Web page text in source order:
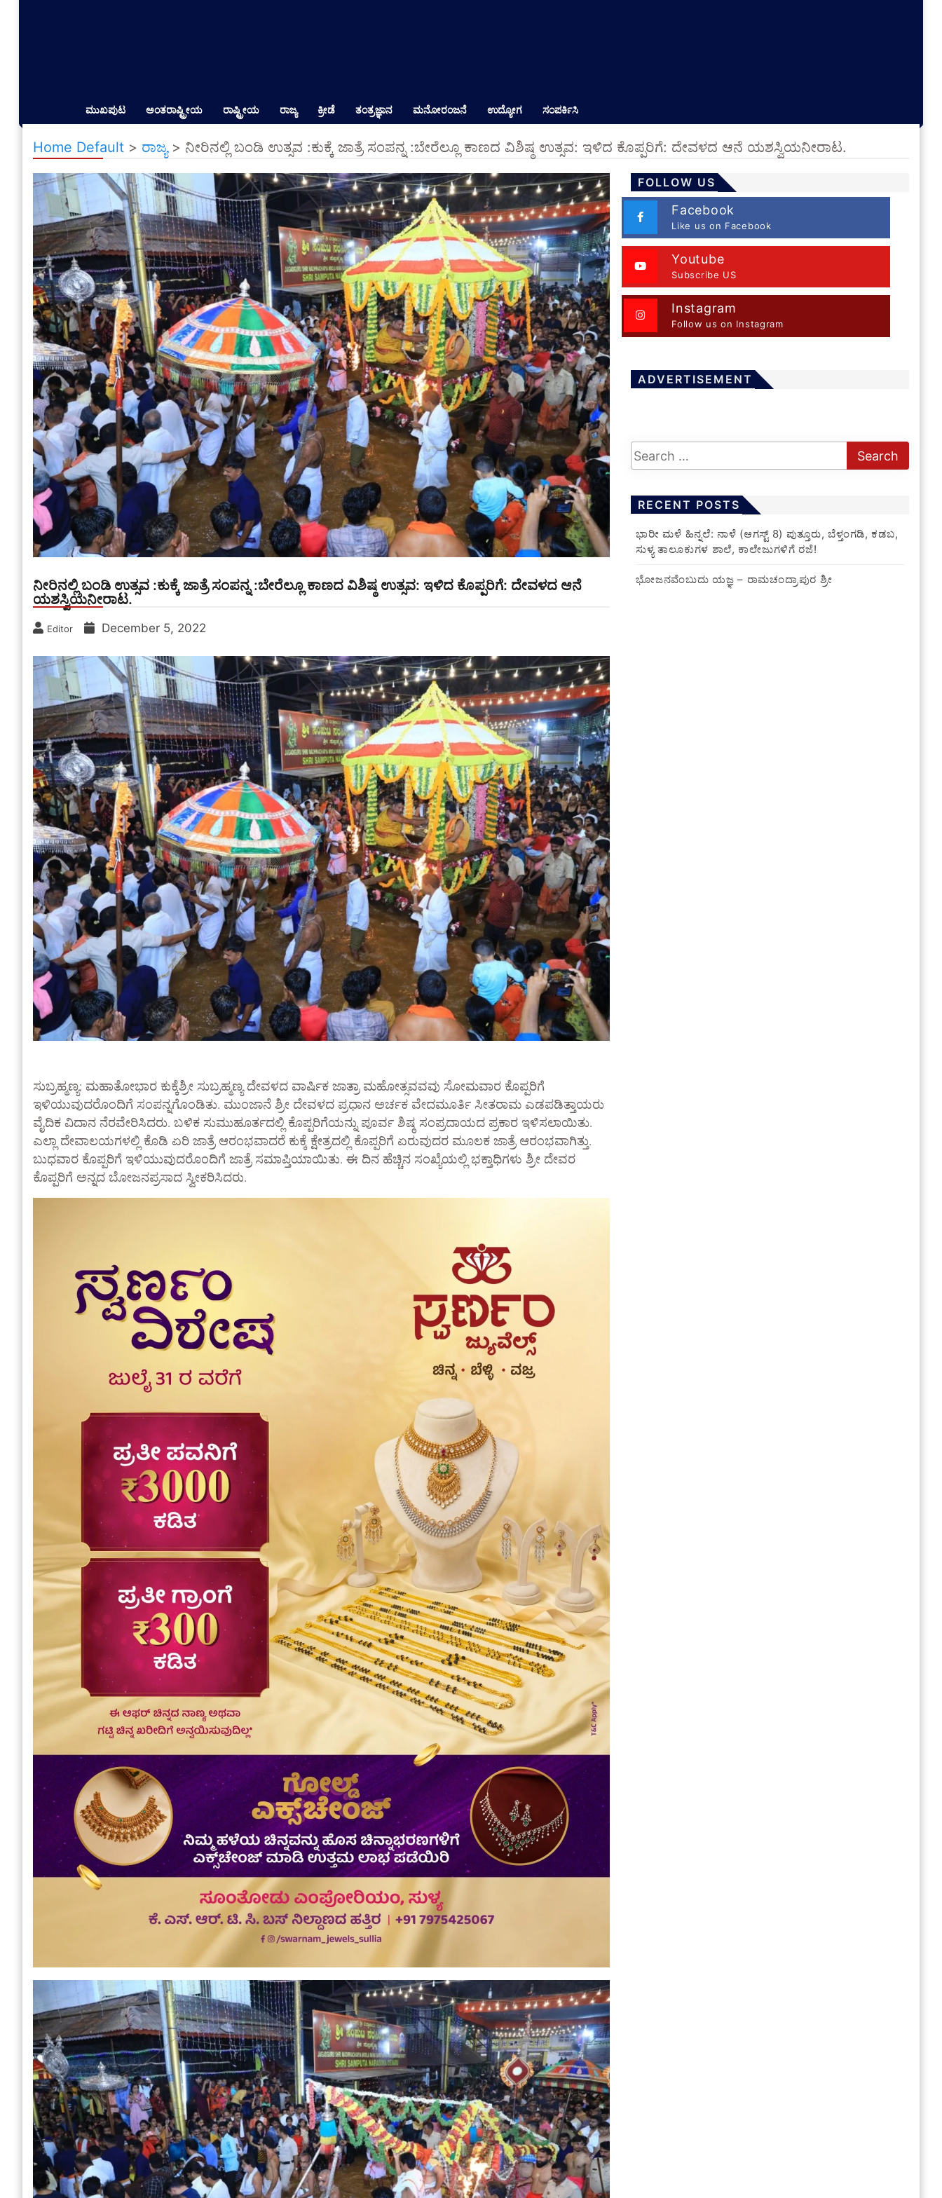
ಮುಖಪುಟ ಅಂತರಾಷ್ಟ್ರೀಯ ರಾಷ್ಟ್ರೀಯ ರಾಜ್ಯ ಕ್ರೀಡೆ ತಂತ್ರಜ್ಞಾನ ಮನೋರಂಜನೆ ಉದ್ಯೋಗ ಸಂಪರ್ಕಿಸಿ
Home Default > ರಾಜ್ಯ> ನೀರಿನಲ್ಲಿ ಬಂಡಿ ಉತ್ಸವ :ಕುಕ್ಕೆ ಜಾತ್ರೆ ಸಂಪನ್ನ :ಬೇರೆಲ್ಲೂ ಕಾಣದ ವಿಶಿಷ್ಠ ಉತ್ಸವ: ಇಳಿದ ಕೊಪ್ಪರಿಗೆ: ದೇವಳದ ಆನೆ ಯಶಸ್ವಿಯನೀರಾಟ.
ನೀರಿನಲ್ಲಿ ಬಂಡಿ ಉತ್ಸವ :ಕುಕ್ಕೆ ಜಾತ್ರೆ ಸಂಪನ್ನ :ಬೇರೆಲ್ಲೂ ಕಾಣದ ವಿಶಿಷ್ಠ ಉತ್ಸವ: ಇಳಿದ ಕೊಪ್ಪರಿಗೆ: ದೇವಳದ ಆನೆ
ಯಶಸ್ವಿಯನೀರಾಟ.
Editor December 5, 2022
ಸುಬ್ರಹ್ಮಣ್ಯ: ಮಹಾತೋಭಾರ ಕುಕ್ಕೆಶ್ರೀ ಸುಬ್ರಹ್ಮಣ್ಯ ದೇವಳದ ವಾರ್ಷಿಕ ಜಾತ್ರಾ ಮಹೋತ್ಸವವವು ಸೋಮವಾರ ಕೊಪ್ಪರಿಗೆ
ಇಳಿಯುವುದರೊಂದಿಗೆ ಸಂಪನ್ನಗೊಂಡಿತು. ಮುಂಜಾನೆ ಶ್ರೀ ದೇವಳದ ಪ್ರಧಾನ ಅರ್ಚಕ ವೇದಮೂರ್ತಿ ಸೀತರಾಮ ಎಡಪಡಿತ್ತಾಯರು
ವೈದಿಕ ವಿದಾನ ನೆರವೇರಿಸಿದರು. ಬಳಿಕ ಸುಮುಹೂರ್ತದಲ್ಲಿ ಕೊಪ್ಪರಿಗೆಯನ್ನು ಪೂರ್ವ ಶಿಷ್ಠ ಸಂಪ್ರದಾಯದ ಪ್ರಕಾರ ಇಳಿಸಲಾಯಿತು.
ಎಲ್ಲಾ ದೇವಾಲಯಗಳಲ್ಲಿ ಕೊಡಿ ಏರಿ ಜಾತ್ರೆ ಆರಂಭವಾದರೆ ಕುಕ್ಕೆ ಕ್ಷೇತ್ರದಲ್ಲಿ ಕೊಪ್ಪರಿಗೆ ಏರುವುದರ ಮೂಲಕ ಜಾತ್ರೆ ಆರಂಭವಾಗಿತ್ತು.
ಬುಧವಾರ ಕೊಪ್ಪರಿಗೆ ಇಳಿಯುವುದರೊಂದಿಗೆ ಜಾತ್ರೆ ಸಮಾಪ್ತಿಯಾಯಿತು. ಈ ದಿನ ಹೆಚ್ಚಿನ ಸಂಖ್ಯೆಯಲ್ಲಿ ಭಕ್ತಾಧಿಗಳು ಶ್ರೀ ದೇವರ
ಕೊಪ್ಪರಿಗೆ ಅನ್ನದ ಬೋಜನಪ್ರಸಾದ ಸ್ವೀಕರಿಸಿದರು.
FOLLOW US
Facebook
Like us on Facebook
Youtube
Subscribe US
Instagram
Follow us on Instagram
ADVERTISEMENT
RECENT POSTS
​ಭಾರೀ ಮಳೆ ಹಿನ್ನಲೆ: ನಾಳೆ (ಆಗಸ್ಟ್ 8) ಪುತ್ತೂರು, ಬೆಳ್ತಂಗಡಿ, ಕಡಬ,
ಸುಳ್ಯ ತಾಲೂಕುಗಳ ಶಾಲೆ, ಕಾಲೇಜುಗಳಿಗೆ ರಜೆ!
ಭೋಜನವೆಂಬುದು ಯಜ್ಞ – ರಾಮಚಂದ್ರಾಪುರ ಶ್ರೀ